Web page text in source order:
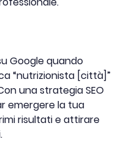
Google quando
“nutrizionista [città]”
una strategia SEO
emergere la tua
risultati e attirare